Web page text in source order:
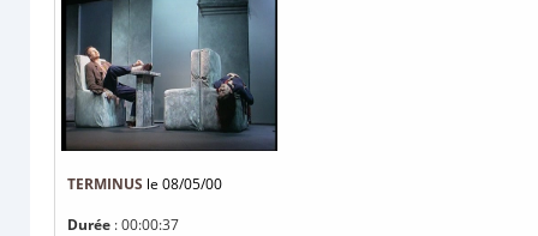
TERMINUS le 08/05/00
Durée : 00:00:37